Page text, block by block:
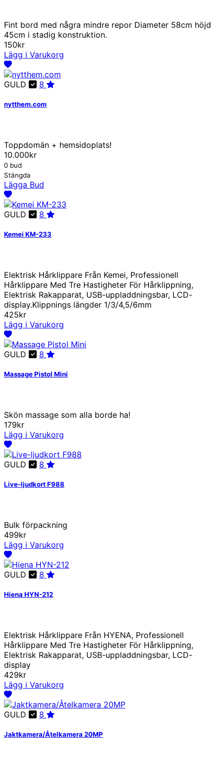
Fint bord med några mindre repor Diameter 58cm höjd
45cm i stadig konstruktion.
150kr
Lägg i Varukorg
GULD 8
nytthem.com
Toppdomän + hemsidoplats!
10.000kr
0 bud
Stängda
Lägga Bud
GULD 8
Kemei KM-233
Elektrisk Hårklippare Från Kemei, Professionell
Hårklippare Med Tre Hastigheter För Hårklippning,
Elektrisk Rakapparat, USB-uppladdningsbar, LCD-
display.Klippnings längder 1/3/4,5/6mm
425kr
Lägg i Varukorg
GULD 8
Massage Pistol Mini
Skön massage som alla borde ha!
179kr
Lägg i Varukorg
GULD 8
Live-ljudkort F988
Bulk förpackning
499kr
Lägg i Varukorg
GULD 8
Hiena HYN-212
Elektrisk Hårklippare Från HYENA, Professionell
Hårklippare Med Tre Hastigheter För Hårklippning,
Elektrisk Rakapparat, USB-uppladdningsbar, LCD-
display
429kr
Lägg i Varukorg
GULD 8
Jaktkamera/Åtelkamera 20MP